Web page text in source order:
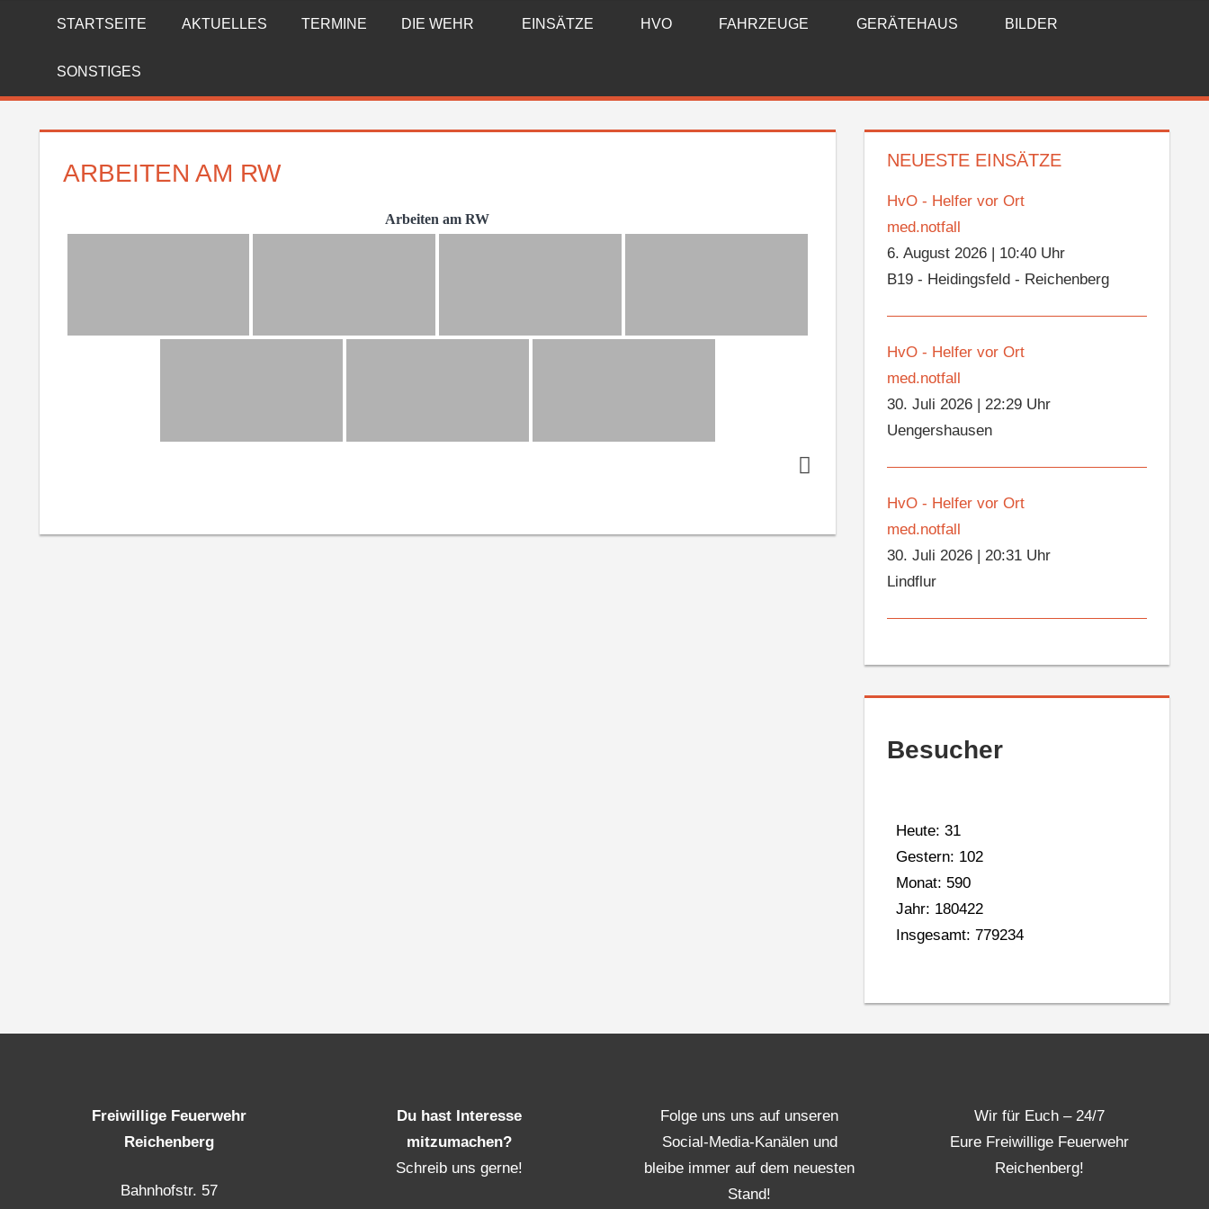
FREIWILLIGE
FEUERWEHR
REICHENBERG
STARTSEITE AKTUELLES TERMINE DIE WEHR EINSÄTZE HVO FAHRZEUGE GERÄTEHAUS BILDER
SONSTIGES
ARBEITEN AM RW
Arbeiten am RW
NEUESTE EINSÄTZE
HvO - Helfer vor Ort
med.notfall
6. August 2026
10:40 Uhr
B19 - Heidingsfeld - Reichenberg
HvO - Helfer vor Ort
med.notfall
30. Juli 2026 |22:29 Uhr
Uengershausen
HvO - Helfer vor Ort
med.notfall
30. Juli 2026 |20:31 Uhr
Lindflur
Besucher
Heute: 31
Gestern: 102
Monat: 590
Jahr: 180422
Insgesamt: 779234
Freiwillige Feuerwehr
Reichenberg
Bahnhofstr. 57
Du hast Interesse
mitzumachen?
Schreib uns gerne!
Folge uns uns auf unseren
Social-Media-Kanälen und
bleibe immer auf dem neuesten
Stand!
Wir für Euch – 24/7
Eure Freiwillige Feuerwehr
Reichenberg!